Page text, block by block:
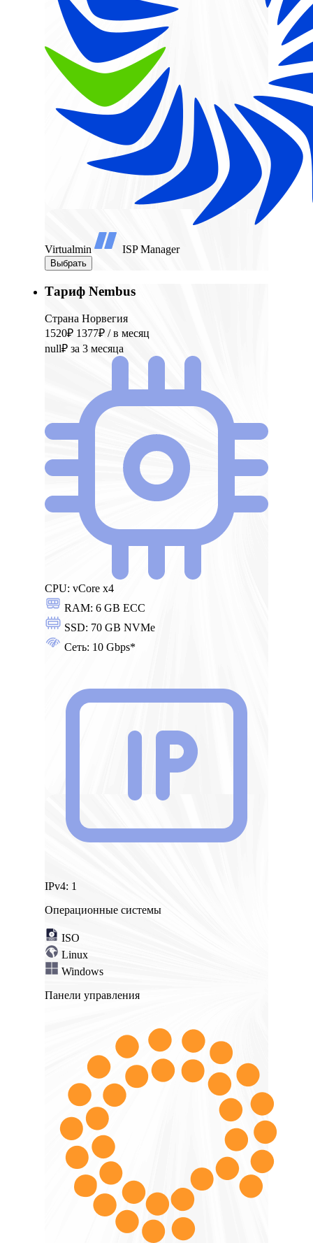
Virtualmin ISP Manager
Выбрать
Тариф Nembus
Страна Норвегия
1520₽ 1377₽ / в месяц
null₽ за 3 месяца
CPU: vCore x4
RAM: 6 GB ECC
SSD: 70 GB NVMe
Сеть: 10 Gbps*
IPv4: 1
Операционные системы
ISO
Linux
Windows
Панели управления